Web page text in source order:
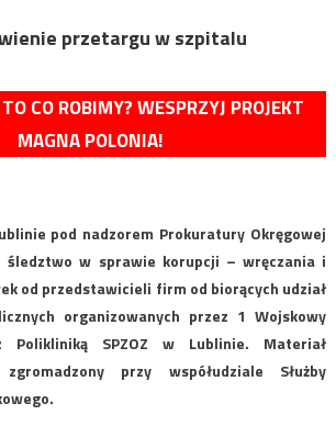
przetargu w szpitalu
CO ROBIMY? WESPRZYJ PROJEKT
MAGNA POLONIA!
pod nadzorem Prokuratury Okręgowej
śledztwo w sprawie korupcji – wręczania i
od przedstawicieli firm od biorących udział
organizowanych przez 1 Wojskowy
Polikliniką SPZOZ w Lublinie. Materiał
przy współudziale Służby